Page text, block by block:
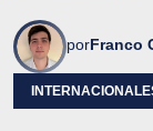
porFranco